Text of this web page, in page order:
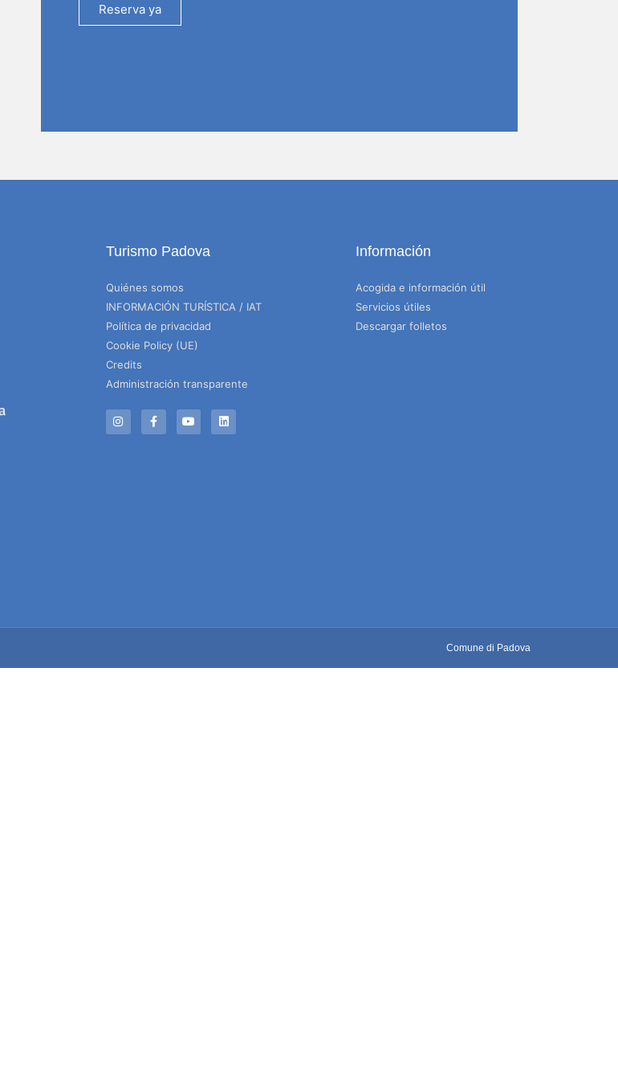
Reserva ya
Turismo Padova
Quiénes somos
INFORMACIÓN TURÍSTICA / IAT
Política de privacidad
Cookie Policy (UE)
Credits
Administración transparente
Información
Acogida e información útil
Servicios útiles
Descargar folletos
Comune di Padova